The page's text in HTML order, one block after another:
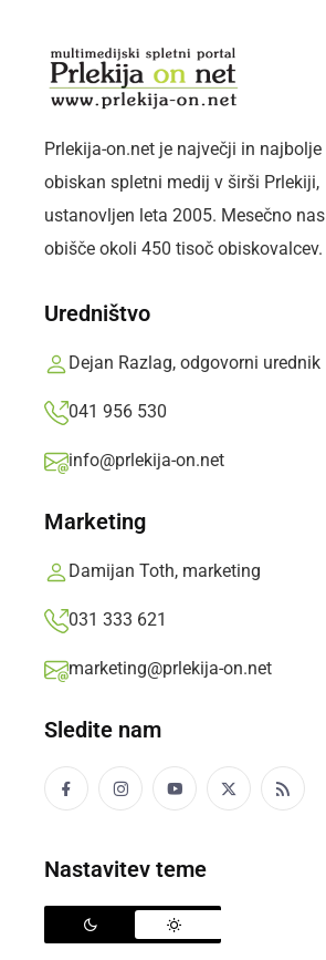
PETEK, 7. AVGUST 2026 Sledite nam:
Prlekija-on.net je največji in najbolje
obiskan spletni medij v širši Prlekiji,
ustanovljen leta 2005. Mesečno nas
obišče okoli 450 tisoč obiskovalcev.
Uredništvo
Dejan Razlag, odgovorni urednik
041 956 530
info@prlekija-on.net
Marketing
Damijan Toth, marketing
031 333 621
marketing@prlekija-on.net
Sledite nam
Nastavitev teme